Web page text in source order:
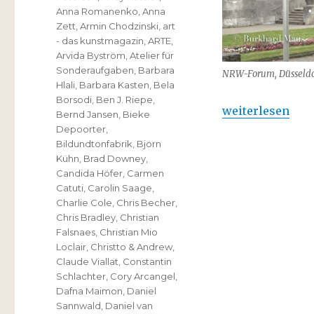
NRW-Forum,
„NRW-Forum –
weiterlesen
Anna Romanenko ,Anna
Zett ,Armin Chodzinski art
- das kunstmagazin ,ARTE
Arvida Byström ,Atelier für
Sonderaufgaben Barbara
Hlali Barbara Kasten Bela
Borsodi Ben J. Riepe
Bernd Jansen Bieke
Depoorter
Bildundtonfabrik Björn
Kühn Brad Downey
Candida Höfer Carmen
Catuti Carolin Saage
Charlie Cole Chris Becher
Chris Bradley Christian
Falsnaes Christian Mio
Loclair Christto & Andrew
Claude Viallat Constantin
Schlachter Cory Arcangel
Dafna Maimon Daniel
Sannwald Daniel van